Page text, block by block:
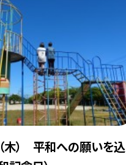
木） 平和への願いを込